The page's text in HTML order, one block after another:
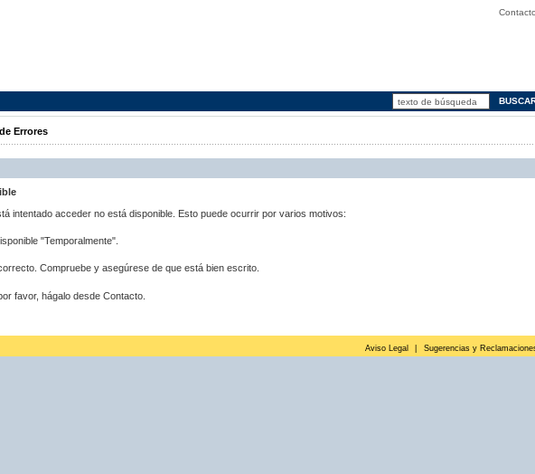
Contacto
Errores
intentado acceder no está disponible. Esto puede ocurrir por varios motivos:
"Temporalmente".
Compruebe y asegúrese de que está bien escrito.
favor, hágalo desde Contacto.
Aviso Legal Sugerencias y